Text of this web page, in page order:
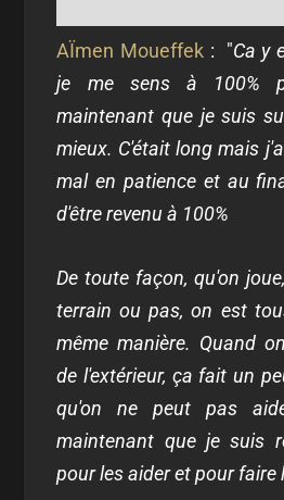
AÏmen Moueffek: "Ca y
je me sens à 100%
maintenant que je suis
mieux. C'était long mais
mal en patience et au
d'être revenu à 100%
De toute façon, qu'on
terrain ou pas, on est
même manière. Quand
de l'extérieur, ça fait un
qu'on ne peut pas
maintenant que je suis
pour les aider et pour faire